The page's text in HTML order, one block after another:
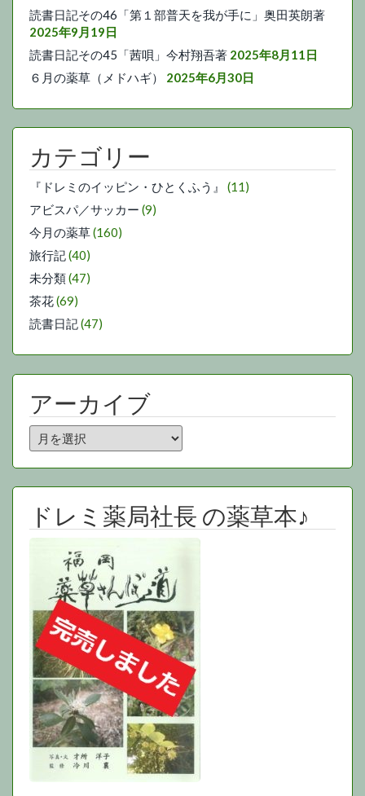
読書日記その46「第１部普天を我が手に」奥田英朗著
2025年9月19日
読書日記その45「茜唄」今村翔吾著 2025年8月11日
６月の薬草（メドハギ）
2025年6月30日
カテゴリー
『ドレミのイッピン・ひとくふう』
(11)
アビスパ／サッカー (9)
今月の薬草(160)
旅行記(40)
未分類(47)
茶花(69)
読書日記(47)
アーカイブ
ア
ー
カ
イ
ドレミ薬局社長 の薬草本♪